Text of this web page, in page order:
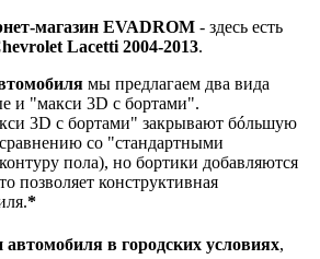
магазин EVADROM - здесь есть
Lacetti 2004-2013.
мы предлагаем два вида
и "макси 3D с бортами".
3D с бортами" закрывают бóльшую
со "стандартными
пола), но бортики добавляются
позволяет конструктивная
*
автомобиля в городских условиях,